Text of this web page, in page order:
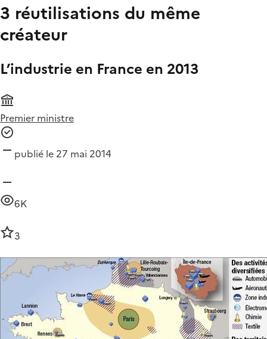
3 réutilisations du même
créateur
L’industrie en France en 2013
Premier ministre
publié le 27 mai 2014
6K
3